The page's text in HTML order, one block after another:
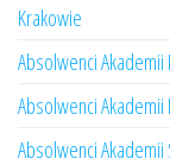
Krakowie
Absolwenci
Absolwenci
Absolwenci Akademii